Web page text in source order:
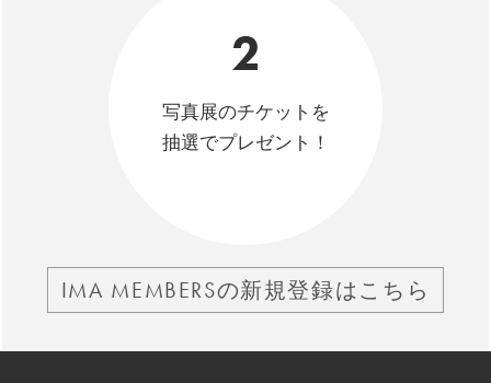
2
写真展のチケットを
抽選でプレゼント！
IMA MEMBERSの新規登録はこちら